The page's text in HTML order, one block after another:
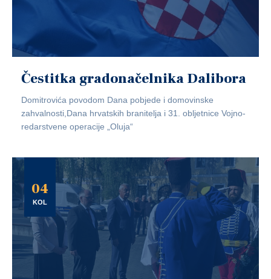
Čestitka gradonačelnika Dalibora
Domitrovića povodom Dana pobjede i domovinske
zahvalnosti,Dana hrvatskih branitelja i 31. obljetnice Vojno-
redarstvene operacije „Oluja“
04
KOL